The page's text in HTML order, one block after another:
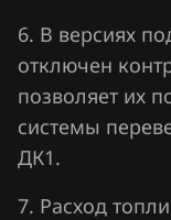
Sollers
SsangYong
Subaru
Suzuki
SWM
6. В версиях
отключен
позволяет их
системы
ДК1.
7. Расход